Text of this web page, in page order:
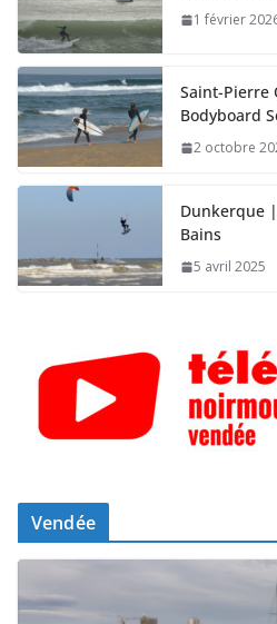
1 février
Saint-
Bodyboard
2 octobre
Dunkerque
Bains
5 avril 2025
Vendée